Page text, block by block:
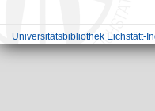
Universitätsbibliothek Eichstätt-